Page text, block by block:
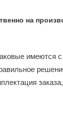
на
имеются